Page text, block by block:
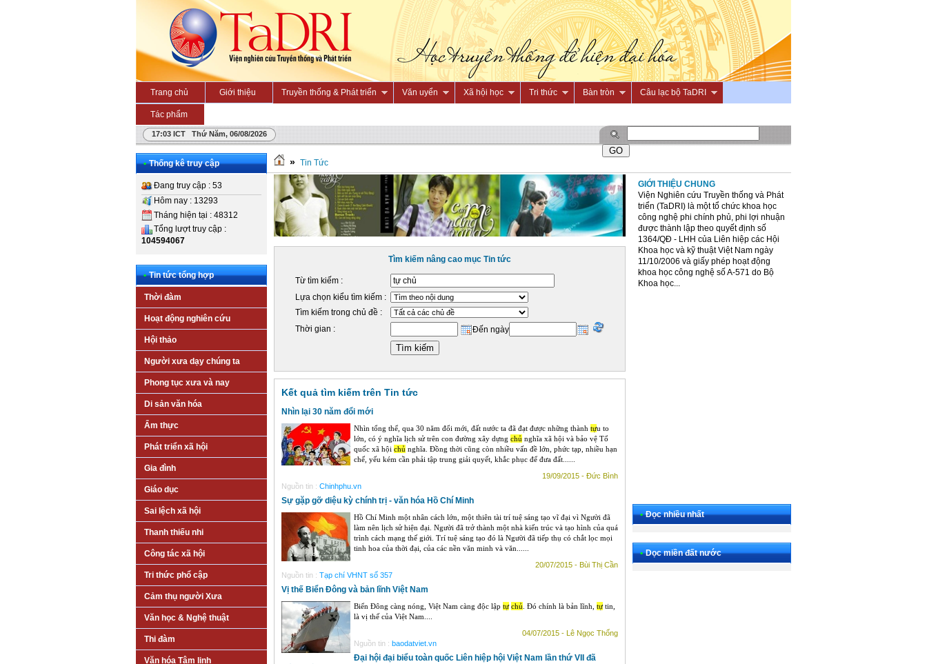
Trang chủ Giới thiệu Truyền thống & Phát triển Văn uyển Xã hội học Tri thức Bàn tròn Câu lạc bộ TaDRI
Tác phẩm
17:03 ICT Thứ Năm, 06/08/2026
• Thống kê truy cập
Đang truy cập : 53
Hôm nay : 13293
Tháng hiện tại : 48312
Tổng lượt truy cập :
104594067
• Tin tức tổng hợp
Thời đàm
Hoạt động nghiên cứu
Hội thảo
Người xưa dạy chúng ta
Phong tục xưa và nay
Di sản văn hóa
Ẩm thực
Phát triển xã hội
Gia đình
Giáo dục
Sai lệch xã hội
Thanh thiếu nhi
Công tác xã hội
Tri thức phổ cập
Cảm thụ người Xưa
Văn học & Nghệ thuật
Thi đàm
Văn hóa Tâm linh
» Tin Tức
Tìm kiếm nâng cao mục Tin tức
Từ tìm kiếm :
Lựa chọn kiểu tìm kiếm :
Tìm kiếm trong chủ đề :
Thời gian :
Đến ngày
Kết quả tìm kiếm trên Tin tức
Nhìn lại 30 năm đổi mới
Nhìn tổng thể, qua 30 năm đổi mới, đất nước ta đã đạt được những thành tựu to
lớn, có ý nghĩa lịch sử trên con đường xây dựng chủ nghĩa xã hội và bảo vệ Tổ
quốc xã hội chủ nghĩa. Đồng thời cũng còn nhiều vấn đề lớn, phức tạp, nhiều hạn
chế, yếu kém cần phải tập trung giải quyết, khắc phục để đưa đất......
19/09/2015 - Đức Bình
Nguồn tin : Chinhphu.vn
Sự gặp gỡ diệu kỳ chính trị - văn hóa Hồ Chí Minh
Hồ Chí Minh một nhân cách lớn, một thiên tài trí tuệ sáng tạo vĩ đại vì Người đã
làm nên lịch sử hiện đại. Người đã trở thành một nhà kiến trúc và tạo hình của quá
trình cách mạng thế giới. Trí tuệ sáng tạo đó là Người đã tiếp thụ có chắt lọc mọi
tinh hoa của thời đại, của các nền văn minh và văn......
20/07/2015 - Bùi Thị Cần
Nguồn tin : Tạp chí VHNT số 357
Vị thế Biển Đông và bản lĩnh Việt Nam
Biển Đông càng nóng, Việt Nam càng độc lập tự chủ . Đó chính là bản lĩnh, tựtin,
là vị thế của Việt Nam....
04/07/2015 - Lê Ngọc Thống
Nguồn tin : baodatviet.vn
Đại hội đại biểu toàn quốc Liên hiệp hội Việt Nam lần thứ VII đã
GIỚI THIỆU CHUNG
Viện Nghiên cứu Truyền thống và Phát
triển (TaDRI) là một tổ chức khoa học
công nghệ phi chính phủ, phi lợi nhuận
được thành lập theo quyết định số
1364/QĐ - LHH của Liên hiệp các Hội
Khoa học và kỹ thuật Việt Nam ngày
11/10/2006 và giấy phép hoạt động
khoa học công nghệ số A-571 do Bộ
Khoa học...
• Đọc nhiều nhất
• Dọc miền đất nước